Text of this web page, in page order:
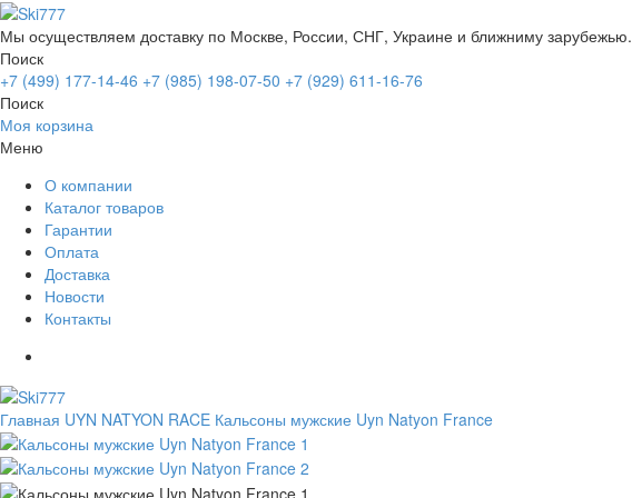
Мы осуществляем доставку по Москве, России, СНГ, Украине и ближниму зарубежью.
Поиск
+7 (499) 177-14-46 +7 (985) 198-07-50 +7 (929) 611-16-76
Поиск
Моя корзина
Меню
О компании
Каталог товаров
Гарантии
Оплата
Доставка
Новости
Контакты
Главная UYN NATYON RACE Кальсоны мужские Uyn Natyon France